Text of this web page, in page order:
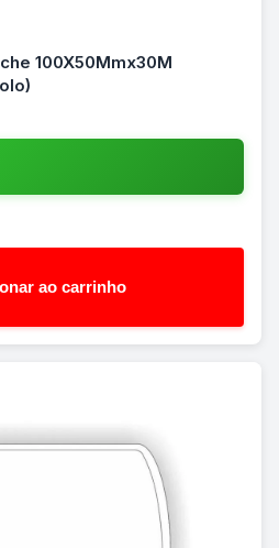
100X50Mmx30M
ao carrinho